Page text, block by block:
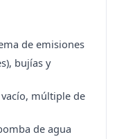
de emisiones
bujías y
múltiple de
de agua